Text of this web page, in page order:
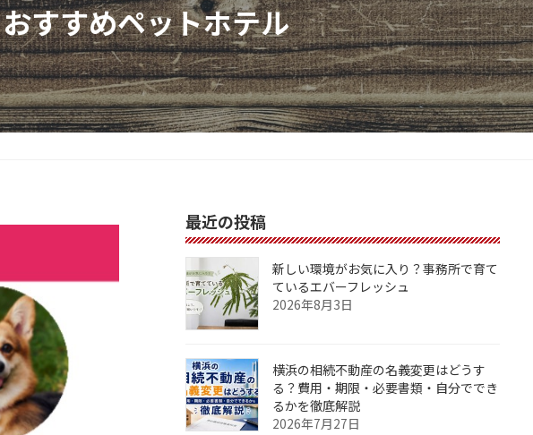
すすめペットホテル
最近の投稿
新しい環境がお気に入り？事務所で育て
ているエバーフレッシュ
2026年8月3日
横浜の相続不動産の名義変更はどうす
る？費用・期限・必要書類・自分ででき
るかを徹底解説
2026年7月27日